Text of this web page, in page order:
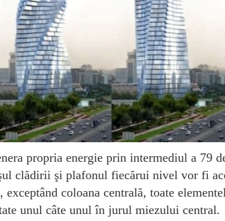
propria energie prin intermediul a 79
clădirii şi plafonul fiecărui nivel vor fi
coloana centrală, toate
unul câte unul în jurul miezului central.